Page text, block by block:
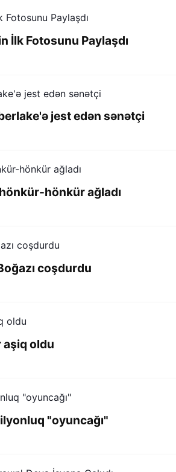
İlk Fotosunu Paylaşdı
jest edən sənətçi
hönkür ağladı
coşdurdu
aşiq oldu
"oyuncağı"